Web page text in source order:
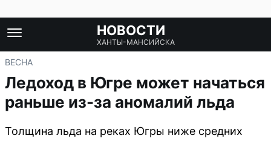
НОВОСТИ
ХАНТЫ-МАНСИЙСКА
ВЕСНА
Ледоход в Югре может начаться
раньше из-за аномалий льда
Толщина льда на реках Югры ниже средних